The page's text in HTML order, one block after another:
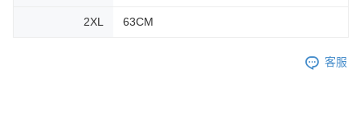
2XL 63CM
客服